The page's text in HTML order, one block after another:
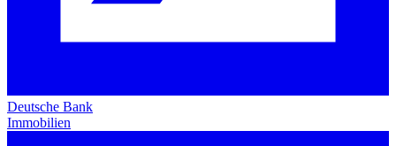
Deutsche Bank
Immobilien